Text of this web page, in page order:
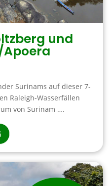
und
Surinams auf dieser 7-
Raleigh-Wasserfällen
von Surinam ….